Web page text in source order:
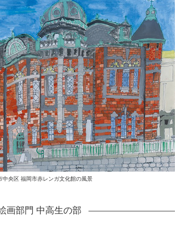
中央区 福岡市赤レンガ文化館の風景
画部門 中高生の部